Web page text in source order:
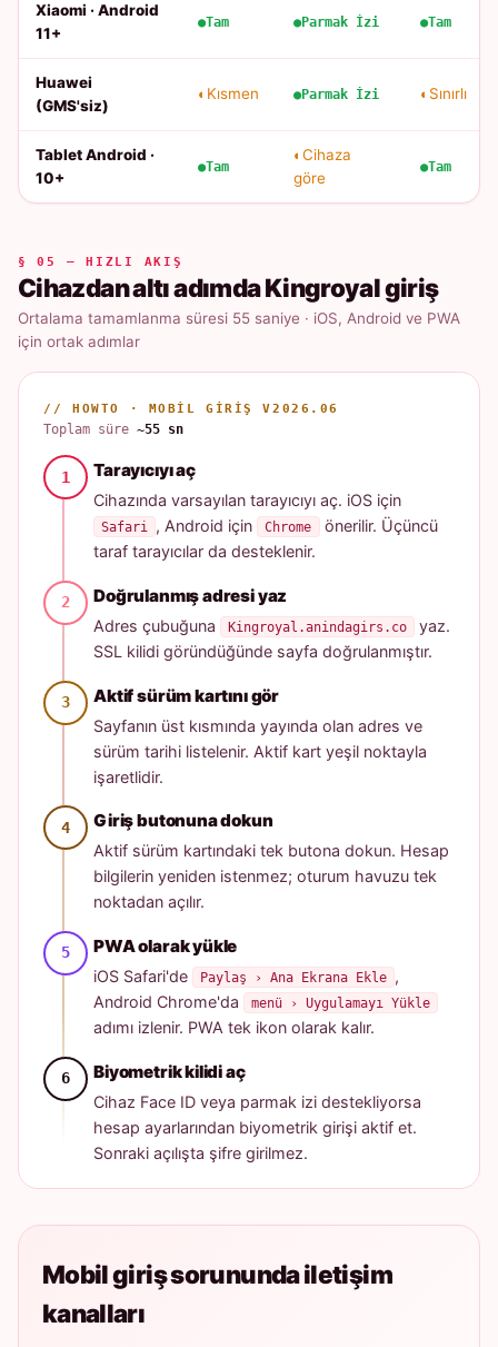
Xiaomi · Android
11+
Tam Parmak İzi Tam
Huawei
(GMS'siz)
Kısmen Parmak İzi Sınırlı
Tablet Android ·
10+
Tam
Cihaza
göre
Tam
§ 05 — HIZLI AKIŞ
Cihazdan altı adımda Kingroyal giriş
Ortalama tamamlanma süresi 55 saniye · iOS, Android ve PWA
için ortak adımlar
// HOWTO · MOBIL GIRIŞ V2026.06
Toplam süre~55 sn
Tarayıcıyı aç
Cihazında varsayılan tarayıcıyı aç. iOS için
Safari , Android için Chrome
önerilir. Üçüncü
taraf tarayıcılar da desteklenir.
Doğrulanmış adresi yaz
Adres çubuğuna Kingroyal.anindagirs.co
yaz.
SSL kilidi göründüğünde sayfa doğrulanmıştır.
Aktif sürüm kartını gör
Sayfanın üst kısmında yayında olan adres ve
sürüm tarihi listelenir. Aktif kart yeşil noktayla
işaretlidir.
Giriş butonuna dokun
Aktif sürüm kartındaki tek butona dokun. Hesap
bilgilerin yeniden istenmez; oturum havuzu tek
noktadan açılır.
PWA olarak yükle
iOS Safari'de Paylaş › Ana Ekrana Ekle ,
Android Chrome'da
menü › Uygulamayı Yükle
adımı izlenir. PWA tek ikon olarak kalır.
Biyometrik kilidi aç
Cihaz Face ID veya parmak izi destekliyorsa
hesap ayarlarından biyometrik girişi aktif et.
Sonraki açılışta şifre girilmez.
Mobil giriş sorununda iletişim
kanalları